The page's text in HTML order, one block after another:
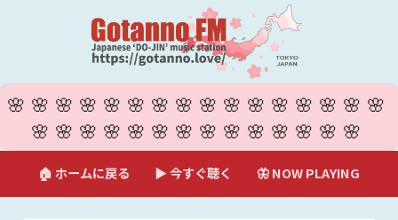
🌸🌸🌸🌸🌸🌸🌸🌸🌸🌸🌸🌸🌸🌸🌸🌸
🌸🌸🌸🌸🌸🌸🌸🌸🌸🌸🌸🌸🌸🌸
🏠 ホームに戻る ▶ 今すぐ聴く 🦋 NOW PLAYING